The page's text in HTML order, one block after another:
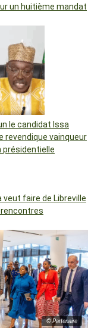
un huitième mandat
le candidat Issa
revendique vainqueur
présidentielle
veut faire de Libreville
© Partenaire